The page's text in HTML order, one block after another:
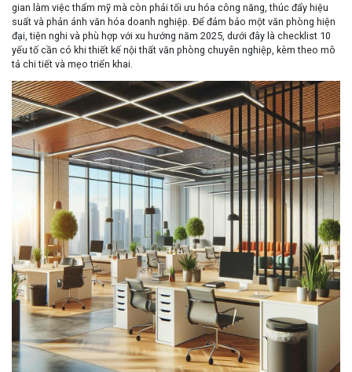
gian làm việc thẩm mỹ mà còn phải tối ưu hóa công năng, thúc đẩy hiệu
suất và phản ánh văn hóa doanh nghiệp. Để đảm bảo một văn phòng hiện
đại, tiện nghi và phù hợp với xu hướng năm 2025, dưới đây là checklist 10
yếu tố cần có khi thiết kế nội thất văn phòng chuyên nghiệp, kèm theo mô
tả chi tiết và mẹo triển khai.